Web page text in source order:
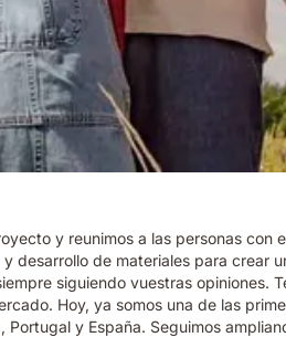
y reunimos a las personas
desarrollo de materiales para
siguiendo vuestras
Hoy, ya somos una de las
y España. Seguimos